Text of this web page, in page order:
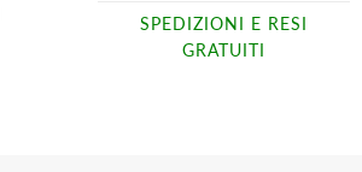
SPEDIZIONI E RESI
GRATUITI